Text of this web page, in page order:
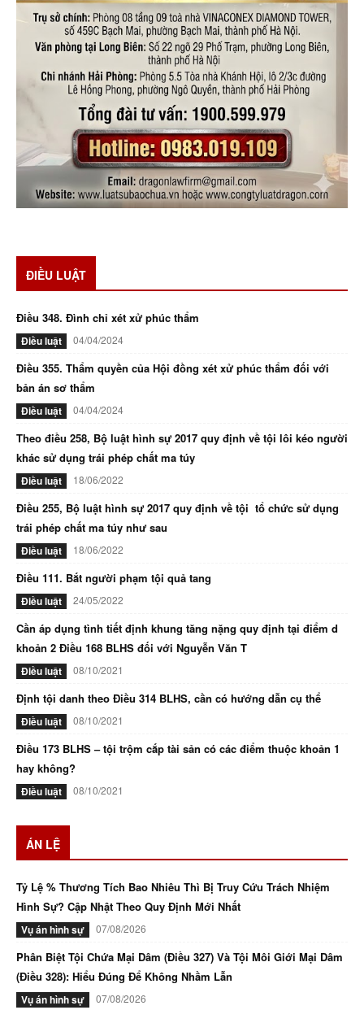
ĐIỀU LUẬT
Điều 348. Đình chỉ xét xử phúc thẩm
Điều luật 04/04/2024
Điều 355. Thẩm quyền của Hội đồng xét xử phúc thẩm đối với
bản án sơ thẩm
Điều luật 04/04/2024
Theo điều 258, Bộ luật hình sự 2017 quy định về tội lôi kéo người
khác sử dụng trái phép chất ma túy
Điều luật 18/06/2022
Điều 255, Bộ luật hình sự 2017 quy định về tội tổ chức sử dụng
trái phép chất ma túy như sau
Điều luật 18/06/2022
Điều 111. Bắt người phạm tội quả tang
Điều luật 24/05/2022
Cần áp dụng tình tiết định khung tăng nặng quy định tại điểm d
khoản 2 Điều 168 BLHS đối với Nguyễn Văn T
Điều luật 08/10/2021
Định tội danh theo Điều 314 BLHS, cần có hướng dẫn cụ thể
Điều luật 08/10/2021
Điều 173 BLHS – tội trộm cắp tài sản có các điểm thuộc khoản 1
hay không?
Điều luật 08/10/2021
ÁN LỆ
Tỷ Lệ % Thương Tích Bao Nhiêu Thì Bị Truy Cứu Trách Nhiệm
Hình Sự? Cập Nhật Theo Quy Định Mới Nhất
Vụ án hình sự 07/08/2026
Phân Biệt Tội Chứa Mại Dâm (Điều 327) Và Tội Môi Giới Mại Dâm
(Điều 328): Hiểu Đúng Để Không Nhầm Lẫn
Vụ án hình sự 07/08/2026